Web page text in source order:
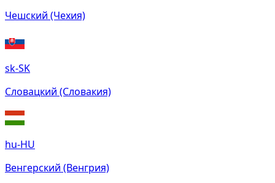
Чешский (Чехия)
sk-SK
Словацкий (Словакия)
hu-HU
Венгерский (Венгрия)